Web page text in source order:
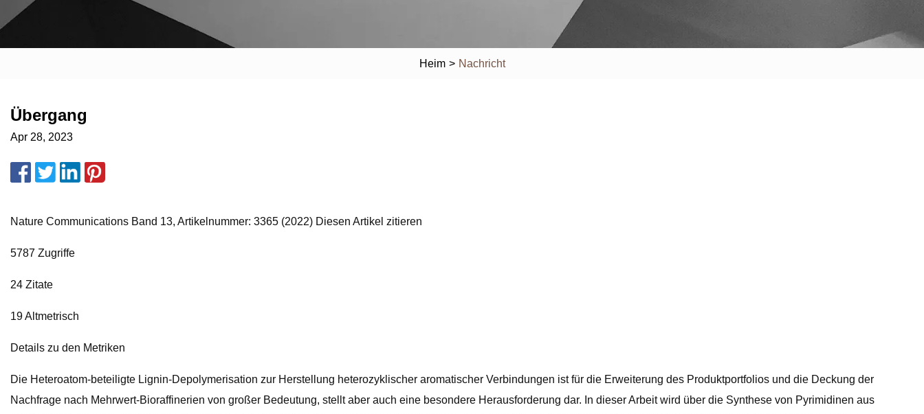
Heim > Nachricht
Übergang
Apr 28, 2023
Nature Communications Band 13, Artikelnummer: 3365 (2022) Diesen Artikel zitieren
5787 Zugriffe
24 Zitate
19 Altmetrisch
Details zu den Metriken
Die Heteroatom-beteiligte Lignin-Depolymerisation zur Herstellung heterozyklischer aromatischer Verbindungen ist für die Erweiterung des Produktportfolios und die Deckung der
Nachfrage nach Mehrwert-Bioraffinerien von großer Bedeutung, stellt aber auch eine besondere Herausforderung dar. In dieser Arbeit wird über die Synthese von Pyrimidinen aus